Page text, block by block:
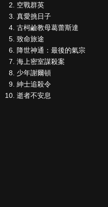
空戰群英
真愛挑日子
古柯鹼教母葛蕾斯達
致命旅途
降世神通：最後的氣宗
海上密室謀殺案
少年謝爾頓
紳士追殺令
逝者不安息